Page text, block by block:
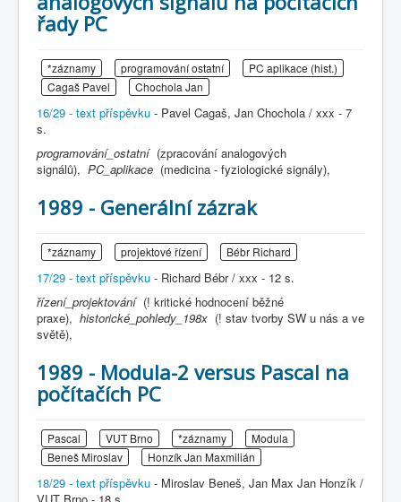
řady PC
*záznamy programování ostatní
PC aplikace (hist.)
Cagaš Pavel
Chochola Jan
16/29 - text příspěvku - Pavel Cagaš, Jan Chochola / xxx - 7
s.
programování_ostatní (zpracování analogových
signálů), PC_aplikace (medicina - fyziologické signály),
1989 - Generální zázrak
*záznamy projektové řízení Bébr Richard
17/29 - text příspěvku - Richard Bébr / xxx - 12 s.
řízení_projektování (! kritické hodnocení běžné
praxe), historické_pohledy_198x (! stav tvorby SW u nás a ve
světě),
1989 - Modula-2 versus Pascal na
počítačích PC
Pascal VUT Brno *záznamy
Modula
Beneš Miroslav
Honzík Jan Maxmilián
18/29 - text příspěvku - Miroslav Beneš, Jan Max Jan Honzík /